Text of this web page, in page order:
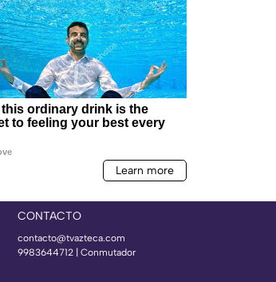
CONTACTO
contacto@tvazteca.com
9983644712 | Conmutador